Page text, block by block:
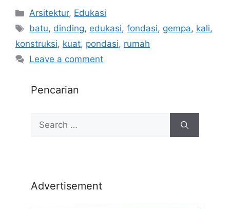
Arsitektur, Edukasi
batu, dinding, edukasi,fondasi, gempa, kali,
konstruksi, kuat, pondasi, rumah
Leave a comment
Pencarian
Advertisement